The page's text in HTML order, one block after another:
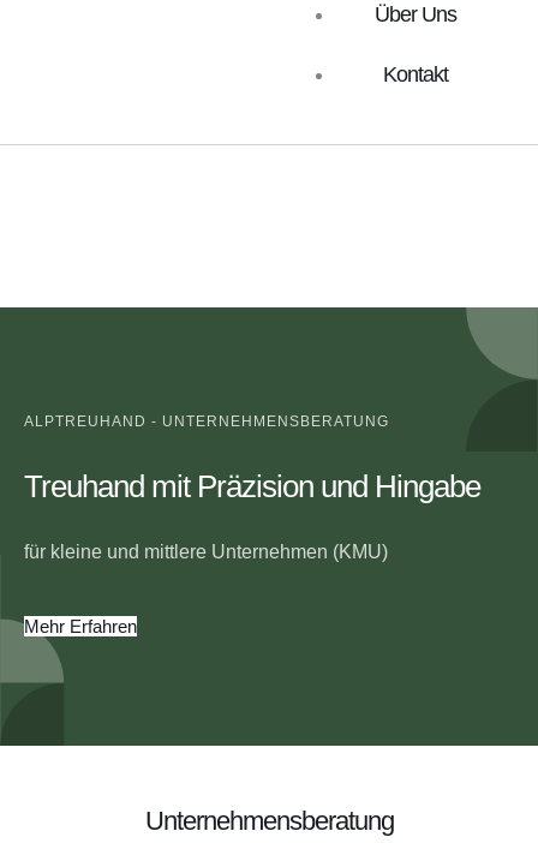
Über Uns
Kontakt
ALPTREUHAND - UNTERNEHMENSBERATUNG
Treuhand mit Präzision und Hingabe
für kleine und mittlere Unternehmen (KMU)
Mehr Erfahren
Unternehmensberatung